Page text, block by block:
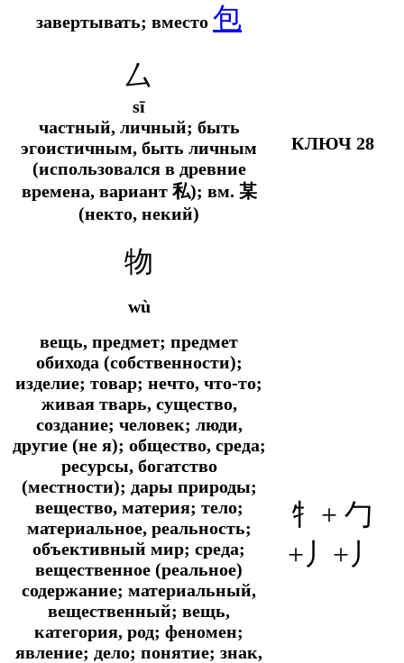
завертывать; вместо 包
厶
sī
частный, личный; быть
эгоистичным, быть личным
(использовался в древние
времена, вариант 私); вм. 某
(некто, некий)
КЛЮЧ 28
物
wù
вещь, предмет; предмет
обихода (собственности);
изделие; товар; нечто, что-то;
живая тварь, существо,
создание; человек; люди,
другие (не я); общество, среда;
ресурсы, богатство
(местности); дары природы;
вещество, материя; тело;
материальное, реальность;
объективный мир; среда;
вещественное (реальное)
содержание; материальный,
вещественный; вещь,
категория, род; феномен;
явление; дело; понятие; знак,
牜+ 勹
+丿+丿